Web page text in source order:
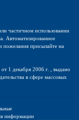
частичном использовании
Автоматизированное
пожелания присылайте на
1 декабря 2006 г. , выдано
в сфере массовых
информации